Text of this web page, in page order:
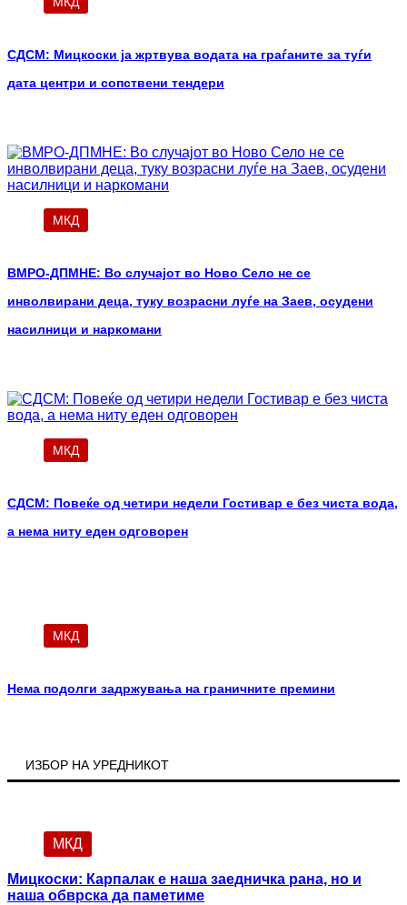
СДСМ: Мицкоски ја жртвува водата на граѓаните за туѓи
дата центри и сопствени тендери
МКД
ВМРО-ДПМНЕ: Во случајот во Ново Село не се
инволвирани деца, туку возрасни луѓе на Заев, осудени
насилници и наркомани
МКД
СДСМ: Повеќе од четири недели Гостивар е без чиста вода,
а нема ниту еден одговорен
МКД
Нема подолги задржувања на граничните премини
ИЗБОР НА УРЕДНИКОТ
МКД
Мицкоски: Карпалак е наша заедничка рана, но и
наша обврска да паметиме